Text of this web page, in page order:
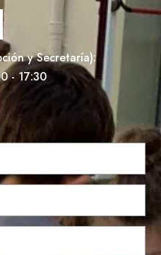
y Secretaría):
- 17:30